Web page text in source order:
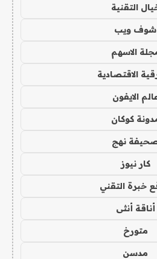
التقنية
شوف ويب
الاسهم
الاقتصادية
الايفون
كوكان
نهج
كار نيوز
خبرة التقني
أناقة أنثى
متورخ
مدسن